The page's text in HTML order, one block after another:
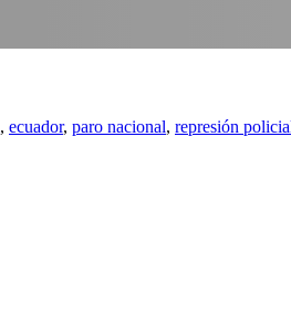
, ecuador, paro nacional, represión